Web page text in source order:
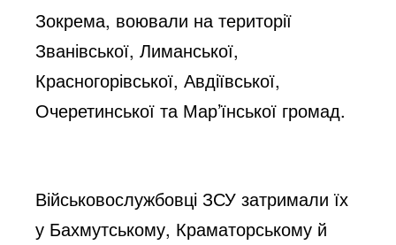
Зокрема, воювали на території
Званівської, Лиманської,
Красногорівської, Авдіївської,
Очеретинської та Мар’їнської громад.
Військовослужбовці ЗСУ затримали їх
у Бахмутському, Краматорському й